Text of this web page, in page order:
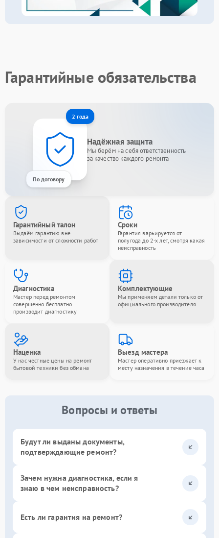
Гарантийные обязательства
2 года
По договору
Надёжная защита
Мы берём на себя ответственность
за качество каждого ремонта
Гарантийный талон
Выдаём гарантию вне
зависимости от сложности работ
Сроки
Гарантия варьируется от
полугода до 2-х лет, смотря какая
неисправность
Диагностика
Мастер перед ремонтом
совершенно бесплатно
производит диагностику
Комплектующие
Мы применяем детали только от
официального производителя
Наценка
У нас честные цены на ремонт
бытовой техники без обмана
Выезд мастера
Мастер оперативно приезжает к
месту назначения в течение часа
Вопросы и ответы
Будут ли выданы документы,
подтверждающие ремонт?
Зачем нужна диагностика, если я
знаю в чем неисправность?
Есть ли гарантия на ремонт?